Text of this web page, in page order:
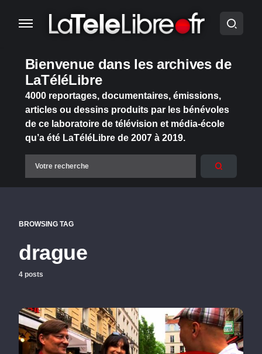
Bienvenue dans les archives de
LaTéléLibre
4000 reportages, documentaires, émissions,
articles ou dessins produits par les bénévoles
de ce laboratoire de télévision et média-école
qu’a été LaTéléLibre de 2007 à 2019.
BROWSING TAG
drague
4 posts